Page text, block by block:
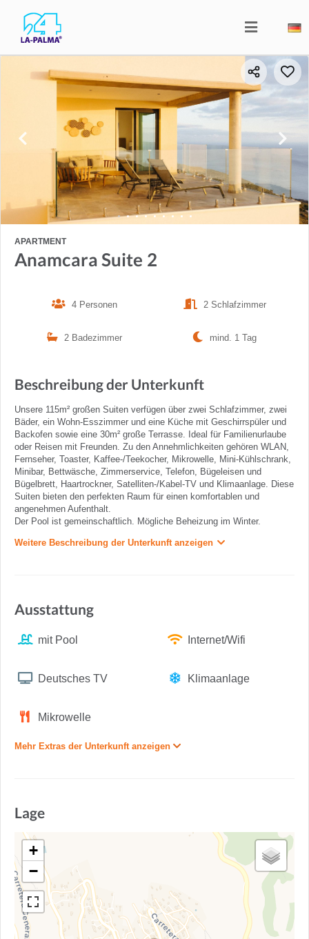
APARTMENT
Anamcara Suite 2
4 Personen 2 Schlafzimmer
2 Badezimmer mind. 1 Tag
Beschreibung der Unterkunft
Unsere 115m² großen Suiten verfügen über zwei Schlafzimmer, zwei
Bäder, ein Wohn-Esszimmer und eine Küche mit Geschirrspüler und
Backofen sowie eine 30m² große Terrasse. Ideal für Familienurlaube
oder Reisen mit Freunden. Zu den Annehmlichkeiten gehören WLAN,
Fernseher, Toaster, Kaffee-/Teekocher, Mikrowelle, Mini-Kühlschrank,
Minibar, Bettwäsche, Zimmerservice, Telefon, Bügeleisen und
Bügelbrett, Haartrockner, Satelliten-/Kabel-TV und Klimaanlage. Diese
Suiten bieten den perfekten Raum für einen komfortablen und
angenehmen Aufenthalt.
Der Pool ist gemeinschaftlich. Mögliche Beheizung im Winter.
Weitere Beschreibung der Unterkunft anzeigen
Ausstattung
mit Pool Internet/Wifi
Deutsches TV Klimaanlage
Mikrowelle
Mehr Extras der Unterkunft anzeigen
Lage
+
−